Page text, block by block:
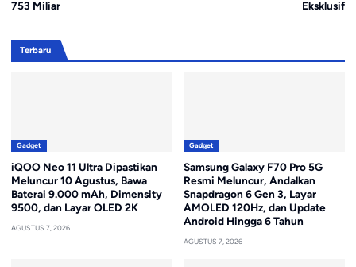
753 Miliar Eksklusif
Terbaru
Gadget
iQOO Neo 11 Ultra Dipastikan
Meluncur 10 Agustus, Bawa
Baterai 9.000 mAh, Dimensity
9500, dan Layar OLED 2K
AGUSTUS 7, 2026
Gadget
Samsung Galaxy F70 Pro 5G
Resmi Meluncur, Andalkan
Snapdragon 6 Gen 3, Layar
AMOLED 120Hz, dan Update
Android Hingga 6 Tahun
AGUSTUS 7, 2026